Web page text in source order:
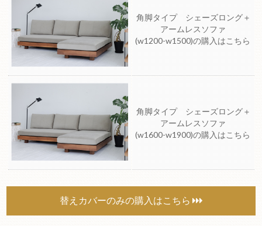
角脚タイプ シェーズロング＋
アームレスソファ
(w1200-w1500)の購入はこちら
角脚タイプ シェーズロング＋
アームレスソファ
(w1600-w1900)の購入はこちら
替えカバーのみの購入はこちら